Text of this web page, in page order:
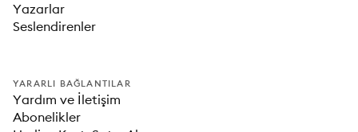
Yazarlar
Seslendirenler
YARARLI BAĞLANTILAR
Yardım ve İletişim
Abonelikler